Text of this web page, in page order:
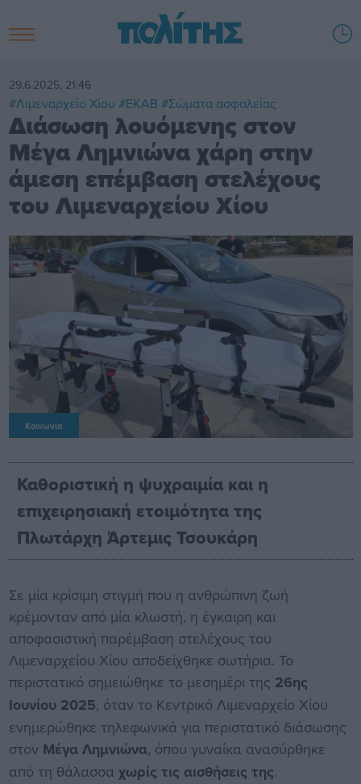
29.6.2025, 21:46
#Λιμεναρχείο Χίου #ΕΚΑΒ #Σώματα ασφαλείας
Διάσωση λουόμενης στον
Μέγα Λημνιώνα χάρη στην
άμεση επέμβαση στελέχους
του Λιμεναρχείου Χίου
Κοινωνία
Καθοριστική η ψυχραιμία και η
επιχειρησιακή ετοιμότητα της
Πλωτάρχη Άρτεμις Τσουκάρη
Σε μία κρίσιμη στιγμή που η ανθρώπινη ζωή
κρέμονταν από μία κλωστή, η έγκαιρη και
αποφασιστική παρέμβαση στελέχους του
Λιμεναρχείου Χίου αποδείχθηκε σωτήρια. Το
περιστατικό σημειώθηκε το μεσημέρι της 26ης
Ιουνίου 2025, όταν το Κεντρικό Λιμεναρχείο Χίου
ενημερώθηκε τηλεφωνικά για περιστατικό διάσωσης
στον Μέγα Λημνιώνα, όπου γυναίκα ανασύρθηκε
από τη θάλασσα χωρίς τις αισθήσεις της.